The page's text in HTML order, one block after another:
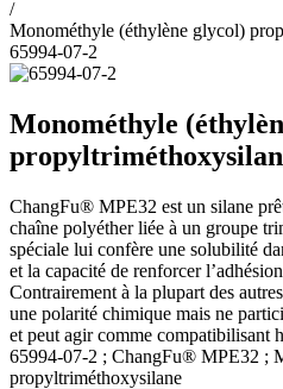
/
Monométhyle (éthylène glycol)
65994-07-2
Monométhyle
ChangFu® MPE32 est un silane
chaîne polyéther liée à un groupe
spéciale lui confère une solubilité
et la capacité de renforcer
Contrairement à la plupart des
une polarité chimique mais ne
et peut agir comme compatibilisant
65994-07-2 ; ChangFu® MPE32 ;
propyltriméthoxysilane